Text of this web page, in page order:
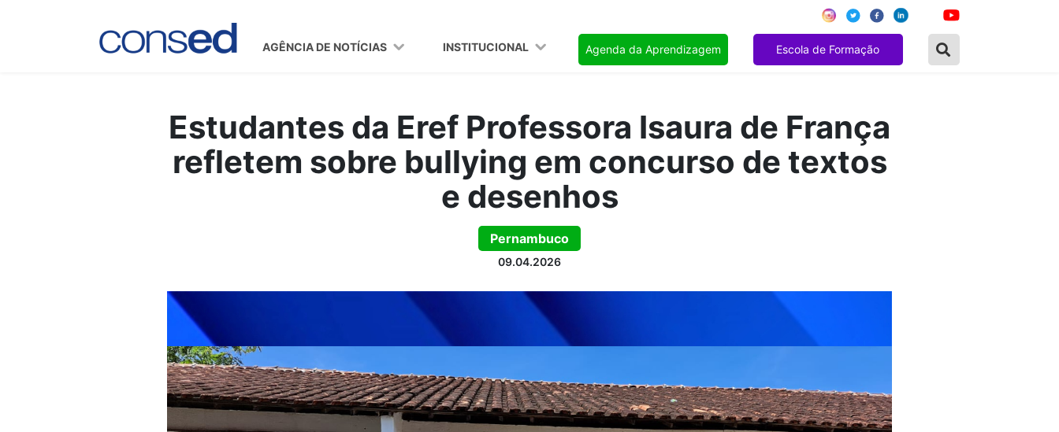
AGÊNCIA DE NOTÍCIAS INSTITUCIONAL Agenda da Aprendizagem Escola de Formação
Estudantes da Eref Professora Isaura de França
refletem sobre bullying em concurso de textos
e desenhos
Pernambuco
09.04.2026